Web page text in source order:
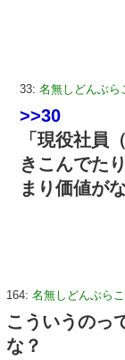
33: 名無しどんぶら
>>30
「現役社員
きこんでた
まり価値が
164: 名無しどんぶらこ
こういうのっ
な？